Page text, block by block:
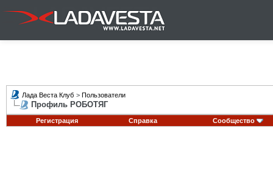
Лада Веста Клуб > Пользователи
Профиль РОБОТЯГ
Регистрация Справка Сообщество